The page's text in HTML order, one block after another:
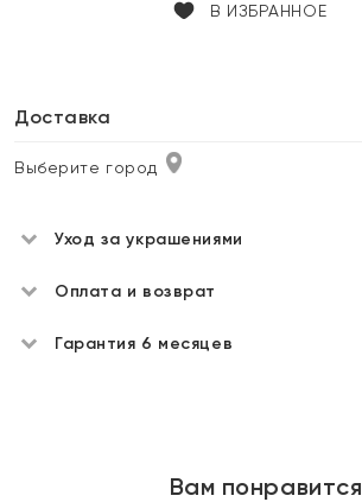
В ИЗБРАННОЕ
Доставка
Выберите город
Уход за украшениями
Оплата и возврат
Гарантия 6 месяцев
Вам понравится